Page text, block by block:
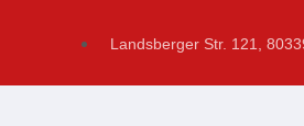
Landsberger Str. 121,